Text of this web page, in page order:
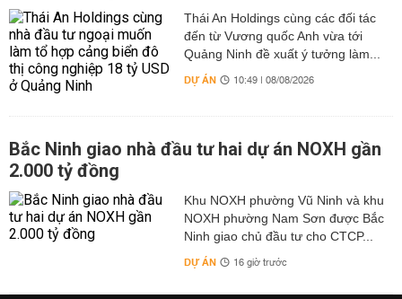
Thái An Holdings cùng các đối tác
đến từ Vương quốc Anh vừa tới
Quảng Ninh đề xuất ý tưởng làm...
DỰ ÁN 10:49 | 08/08/2026
Bắc Ninh giao nhà đầu tư hai dự án NOXH gần
2.000 tỷ đồng
Khu NOXH phường Vũ Ninh và khu
NOXH phường Nam Sơn được Bắc
Ninh giao chủ đầu tư cho CTCP...
DỰ ÁN 16 giờ trước